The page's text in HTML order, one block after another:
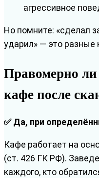
агрессивное
Но помните: «сделал
ударил» — это разные
Правомерно
кафе после
✅ Да, при
Кафе работает на
(ст. 426 ГК РФ).
каждого, кто